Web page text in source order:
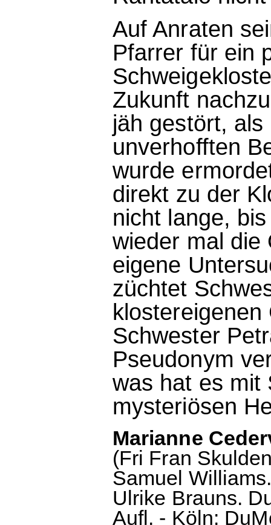
Auf Anraten
Pfarrer für ein
Zukunft
jäh gestört,
unverhofften
wurde
direkt zu der
nicht lange,
wieder mal die
eigene
züchtet
Schwester
Pseudonym
was hat es mit
mysteriösen
Marianne
(Fri Fran
Samuel
Ulrike Brauns.
Aufl. - Köln: